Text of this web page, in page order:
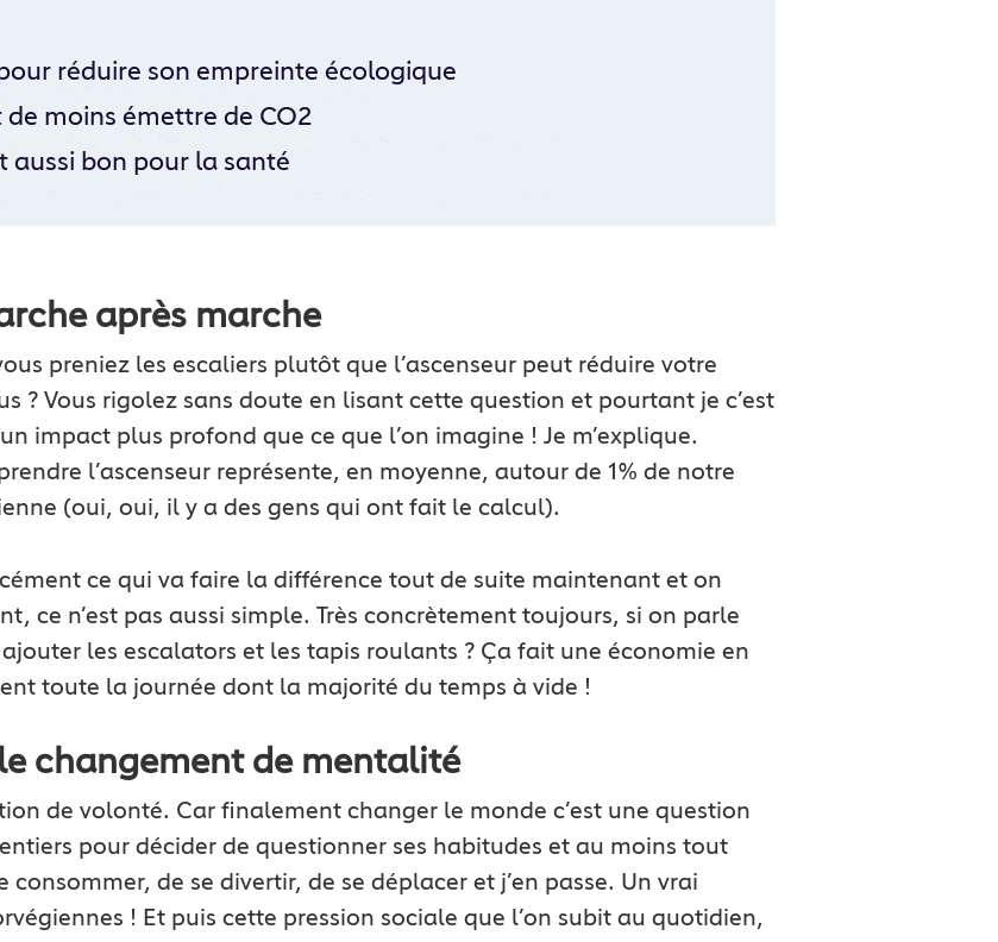
réduire son empreinte écologique
moins émettre de CO2
aussi bon pour la santé
après marche
preniez les escaliers plutôt que l’ascenseur peut réduire votre
? Vous rigolez sans doute en lisant cette question et pourtant je c’est
impact plus profond que ce que l’on imagine ! Je m’explique.
l’ascenseur représente, en moyenne, autour de 1% de notre
(oui, oui, il y a des gens qui ont fait le calcul).
ce qui va faire la différence tout de suite maintenant et on
ce n’est pas aussi simple. Très concrètement toujours, si on parle
les escalators et les tapis roulants ? Ça fait une économie en
toute la journée dont la majorité du temps à vide !
changement de mentalité
de volonté. Car finalement changer le monde c’est une question
pour décider de questionner ses habitudes et au moins tout
de se divertir, de se déplacer et j’en passe. Un vrai
! Et puis cette pression sociale que l’on subit au quotidien,